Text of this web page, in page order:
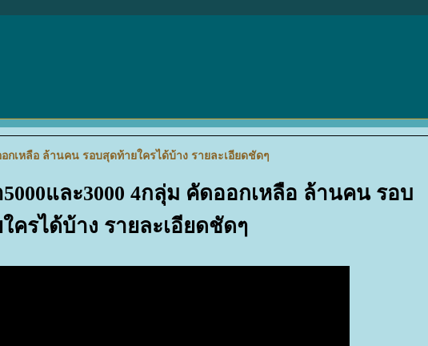
อกเหลือ ล้านคน รอบสุดท้ายใครได้บ้าง รายละเอียดชัดๆ
5000และ3000 4กลุ่ม คัดออกเหลือ ล้านคน รอบ
ครได้บ้าง รายละเอียดชัดๆ